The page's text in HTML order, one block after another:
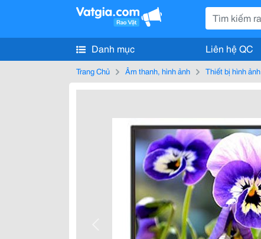
Danh mục Liên hệ QC
Trang Chủ Âm thanh, hình ảnh Thiết bị hình ảnh